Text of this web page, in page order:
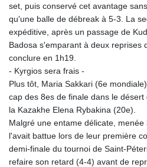
set, puis conservé cet avantage
qu'une balle de débreak à 5-3. La
expéditive, après un passage de
Badosa s'emparant à deux reprises
conclure en 1h19.
- Kyrgios sera frais -
Plus tôt, Maria Sakkari (6e
cap des 8es de finale dans le
la Kazakhe Elena Rybakina (20e).
Malgré une entame délicate,
l'avait battue lors de leur première
demi-finale du tournoi de Saint-
refaire son retard (4-4) avant de